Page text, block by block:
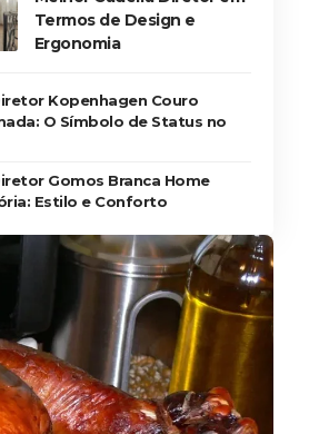
Termos de Design e
Ergonomia
Kopenhagen Couro
O Símbolo de Status no
Gomos Branca Home
Estilo e Conforto